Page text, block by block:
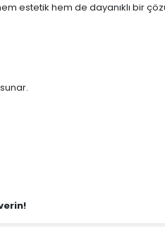
estetik hem de dayanıklı bir